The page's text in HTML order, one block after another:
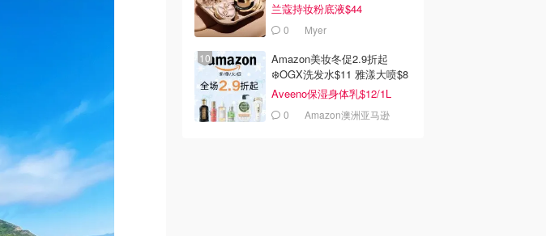
兰蔻持妆粉底液$44
0 Myer
Amazon美妆冬促2.9折起
❄️OGX洗发水$11 雅漾大喷$8
Aveeno保湿身体乳$12/1L
0 Amazon澳洲亚马逊